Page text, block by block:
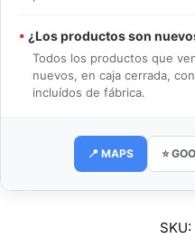
• ¿Los productos son
Todos los productos que
nuevos, en caja cerrada,
incluídos de fábrica.
📍 MAPS ⭐
SKU: